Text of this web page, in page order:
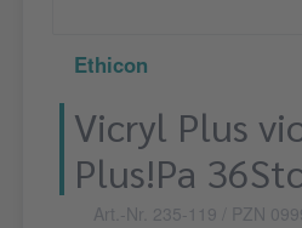
Ethicon
Vicryl Plus
Plus!Pa
Art.-Nr. 235-119 / PZN